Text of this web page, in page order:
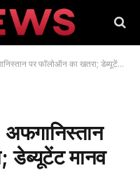
का खतरा; डेब्यूटेंट मानव सुथार ने बरपाया कहर
डेब्यूटेंट मानव